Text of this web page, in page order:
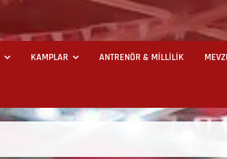
KAMPLAR ANTRENÖR & MİLLİLİK